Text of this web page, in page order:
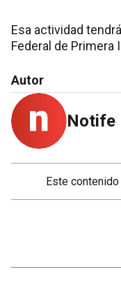
Esa actividad
Federal de Primera
Autor
Notife
Este